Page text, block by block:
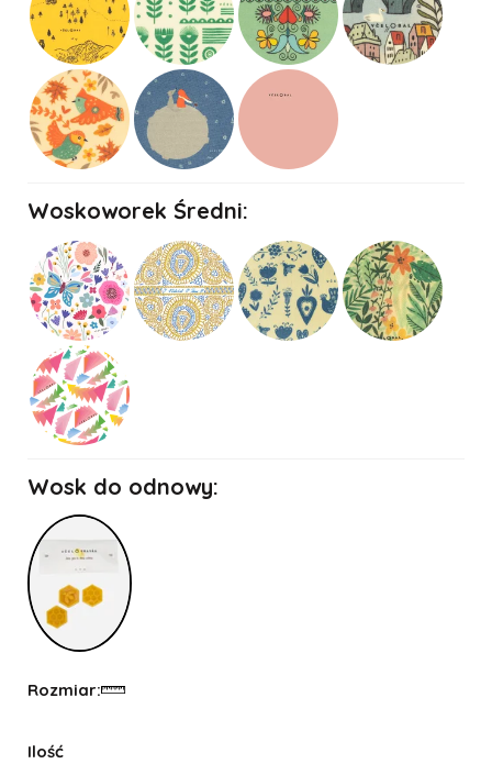
Woskoworek Średni:
Wosk do odnowy:
Rozmiar:
Ilość